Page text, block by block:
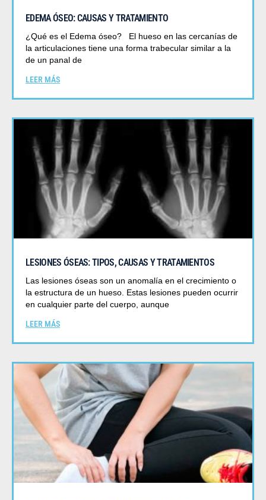
EDEMA ÓSEO: CAUSAS Y TRATAMIENTO
¿Qué es el Edema óseo? El hueso en las cercanías de
la articulaciones tiene una forma trabecular similar a la
de un panal de
LEER MÁS
LESIONES ÓSEAS: TIPOS, CAUSAS Y TRATAMIENTOS
Las lesiones óseas son un anomalía en el crecimiento o
la estructura de un hueso. Estas lesiones pueden ocurrir
en cualquier parte del cuerpo, aunque
LEER MÁS